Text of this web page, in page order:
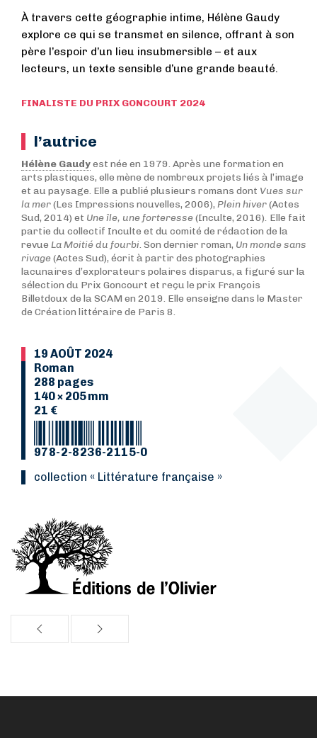
À travers cette géographie intime, Hélène Gaudy
explore ce qui se transmet en silence, offrant à son
père l’espoir d’un lieu insubmersible – et aux
lecteurs, un texte sensible d’une grande beauté.
FINALISTE DU PRIX GONCOURT 2024
l’autrice
Hélène Gaudyest née en 1979. Après une formation en
arts plastiques, elle mène de nombreux projets liés à l’image
et au paysage. Elle a publié plusieurs romans dont Vues sur
la mer(Les Impressions nouvelles, 2006), Plein hiver(Actes
Sud, 2014) et Une île, une forteresse(Inculte, 2016). Elle fait
partie du collectif Inculte et du comité de rédaction de la
revue La Moitié du fourbi. Son dernier roman, Un monde sans
rivage(Actes Sud), écrit à partir des photographies
lacunaires d’explorateurs polaires disparus, a figuré sur la
sélection du Prix Goncourt et reçu le prix François
Billetdoux de la SCAM en 2019. Elle enseigne dans le Master
de Création littéraire de Paris 8.
19 AOÛT 2024
Roman
288 pages
140 × 205 mm
21 €
978-2-8236-2115-0
collection « Littérature française »